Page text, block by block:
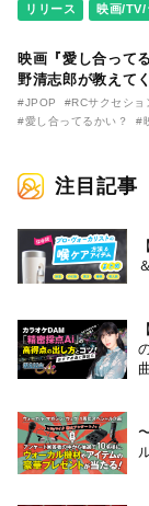
リリース
映画/TV/
映画『愛し合って
野清志郎が教えて
告映像とキービジ
に解禁！ キヨシロ
#JPOP #RCサクセショ
#愛し合ってるかい？
#
注目記事